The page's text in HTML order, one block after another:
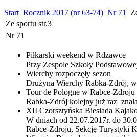
Start Rocznik 2017 (nr 63-74) Nr 71
Ze sportu str.3
Nr 71
Piłkarski weekend w Rdzawce
Przy Zespole Szkoły
Wierchy rozpoczęły sezon
Drużyna Wierchy Rabka-Zdrój,
Tour de Pologne w Rabce-Zdroju
Rabka-Zdrój kolejny już raz
XII Czorsztyńska Biesiada
W dniach od 22.07.2017r. do
Rabce-Zdroju, Sekcję Turystyki